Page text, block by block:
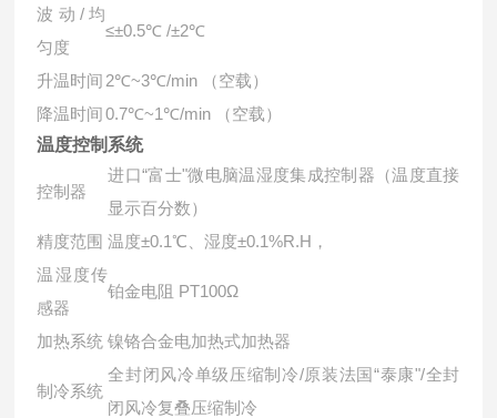
波动/均
匀度
≤±0.5℃ /±2℃
升温时间 2℃~3℃/min （空载）
降温时间 0.7℃~1℃/min （空载）
温度控制系统
控制器
进口“富士"微电脑温湿度集成控制器（温度直接
显示百分数）
精度范围 温度±0.1℃、湿度±0.1%R.H，
温湿度传
感器
铂金电阻 PT100Ω
加热系统 镍铬合金电加热式加热器
制冷系统
全封闭风冷单级压缩制冷/原装法国“泰康"/全封
闭风冷复叠压缩制冷